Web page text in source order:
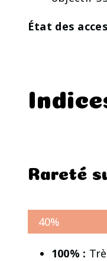
État des
Rareté
40%
100% :